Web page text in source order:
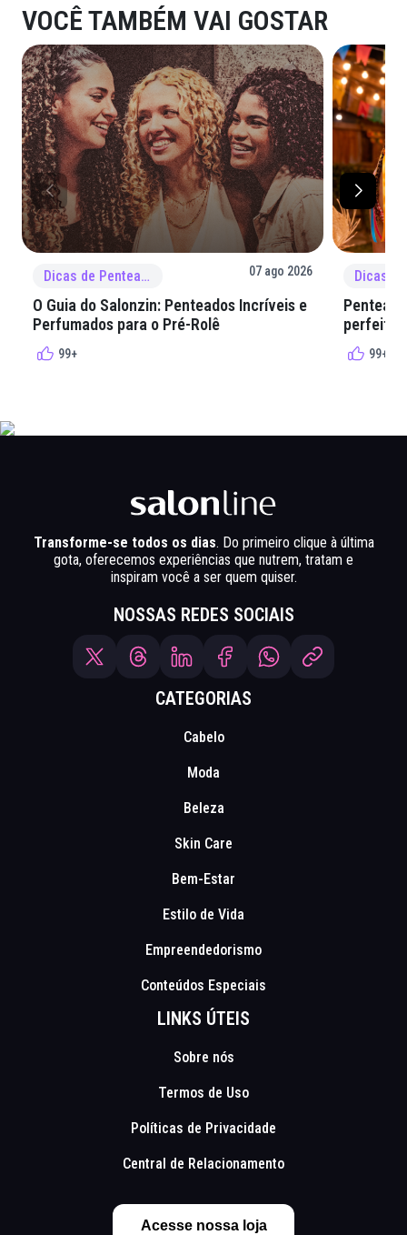
VOCÊ TAMBÉM VAI GOSTAR
Dicas de Penteado 07 ago 2026
O Guia do Salonzin: Penteados Incríveis e
Perfumados para o Pré-Rolê
99+
perfeita
99+
Transforme-se todos os dias. Do primeiro clique à última
gota, oferecemos experiências que nutrem, tratam e
inspiram você a ser quem quiser.
NOSSAS REDES SOCIAIS
CATEGORIAS
Cabelo
Moda
Beleza
Skin Care
Bem-Estar
Estilo de Vida
Empreendedorismo
Conteúdos Especiais
LINKS ÚTEIS
Sobre nós
Termos de Uso
Políticas de Privacidade
Central de Relacionamento
Acesse nossa loja